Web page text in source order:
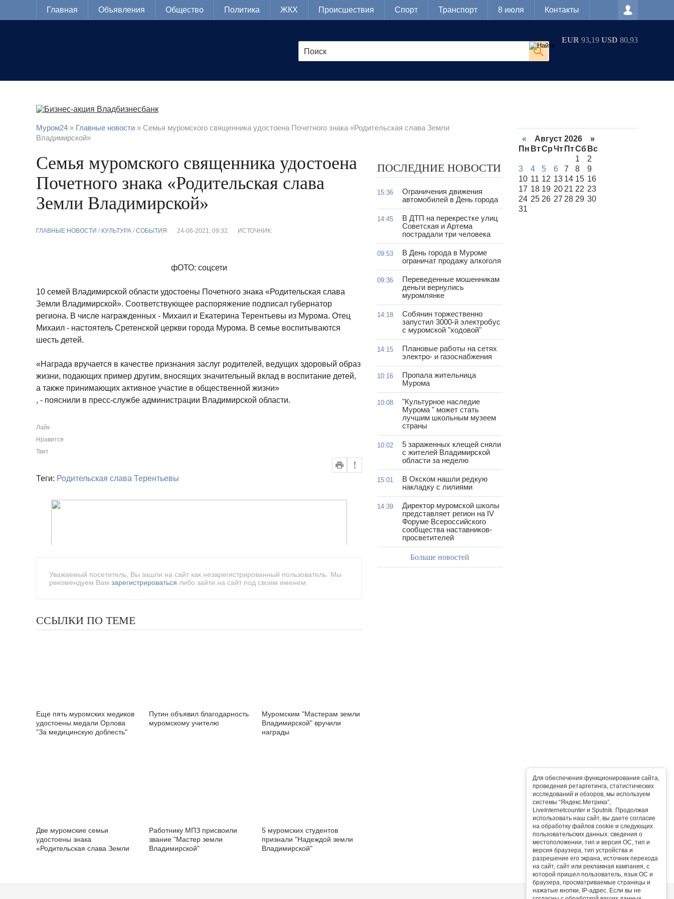
Для обеспечения функционирования сайта,
проведения ретаргетинга, статистических
исследований и обзоров, мы используем
системы “Яндекс.Метрика”,
LiveInternetcounter и Sputnik. Продолжая
использовать наш сайт, вы даете согласие
на обработку файлов cookie и следующих
пользовательских данных: сведения о
местоположении, тип и версия ОС, тип и
версия браузера, тип устройства и
разрешение его экрана, источник перехода
на сайт, сайт или рекламная кампания, с
которой пришел пользователь, язык ОС и
браузера, просматриваемые страницы и
нажатые кнопки, IP-адрес. Если вы не
Главная Объявления Общество Политика ЖКХ Происшествия Спорт Транспорт 8 июля Контакты
EUR 93,19 USD 80,93
Муром24 » Главные новости » Семья муромского священника удостоена Почетного знака «Родительская слава Земли
Владимирской»
Семья муромского священника удостоена
Почетного знака «Родительская слава
Земли Владимирской»
ГЛАВНЫЕ НОВОСТИ / КУЛЬТУРА / СОБЫТИЯ 24-06-2021, 09:32 ИСТОЧНИК:
фОТО: соцсети
10 семей Владимирской области удостоены Почетного знака «Родительская слава
Земли Владимирской». Соответствующее распоряжение подписал губернатор
региона. В числе награжденных - Михаил и Екатерина Терентьевы из Мурома. Отец
Михаил - настоятель Сретенской церкви города Мурома. В семье воспитываются
шесть детей.
«Награда вручается в качестве признания заслуг родителей, ведущих здоровый образ
жизни, подающих пример другим, вносящих значительный вклад в воспитание детей,
а также принимающих активное участие в общественной жизни»
, - пояснили в пресс-службе администрации Владимирской области.
Лайк
Нравится
Твит
Теги: Родительская слава Терентьевы
Уважаемый посетитель, Вы зашли на сайт как незарегистрированный пользователь. Мы
рекомендуем Вам зарегистрироваться либо зайти на сайт под своим именем.
ССЫЛКИ ПО ТЕМЕ
Еще пять муромских медиков
удостоены медали Орлова
"За медицинскую доблесть"
Путин объявил благодарность
муромскому учителю
Муромским "Мастерам земли
Владимирской" вручили
награды
Две муромские семьи
удостоены знака
«Родительская слава Земли
Работнику МПЗ присвоили
звание "Мастер земли
Владимирской"
5 муромских студентов
признали "Надеждой земли
Владимирской"
ПОСЛЕДНИЕ НОВОСТИ
15:36
Ограничения движения
автомобилей в День города
14:45
В ДТП на перекрестке улиц
Советская и Артема
пострадали три человека
09:53
В День города в Муроме
ограничат продажу алкоголя
09:36
Переведенные мошенникам
деньги вернулись
муромлянке
14:18
Собянин торжественно
запустил 3000-й электробус
с муромской "ходовой"
14:15
Плановые работы на сетях
электро- и газоснабжения
10:16
Пропала жительница
Мурома
10:08
"Культурное наследие
Мурома " может стать
лучшим школьным музеем
страны
10:02
5 зараженных клещей сняли
с жителей Владимирской
области за неделю
15:01
В Окском нашли редкую
накладку с лилиями
14:39
Директор муромской школы
представляет регион на IV
Форуме Всероссийского
сообщества наставников-
просветителей
Больше новостей
« Август 2026 »
Пн ВтСрЧт ПтСб Вс
1
2
3
4 5 6 7 8
9
10 11 12 13 14 15 16
17 18 19 20 21 22 23
24 25 26 27 28 29 30
31